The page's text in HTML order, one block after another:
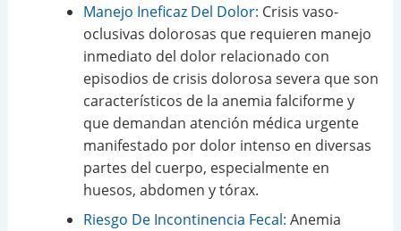
Manejo Ineficaz Del Dolor: Crisis vaso-
oclusivas dolorosas que requieren manejo
inmediato del dolor relacionado con
episodios de crisis dolorosa severa que son
característicos de la anemia falciforme y
que demandan atención médica urgente
manifestado por dolor intenso en diversas
partes del cuerpo, especialmente en
huesos, abdomen y tórax.
Riesgo De Incontinencia Fecal: Anemia